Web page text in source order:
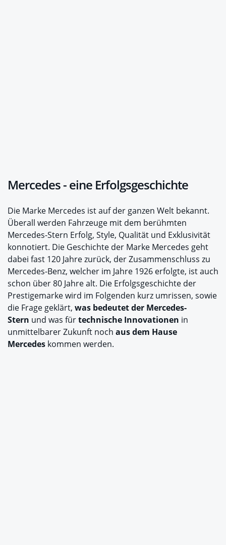
Mercedes - eine Erfolgsgeschichte
Die Marke Mercedes ist auf der ganzen Welt bekannt.
Überall werden Fahrzeuge mit dem berühmten
Mercedes-Stern Erfolg, Style, Qualität und Exklusivität
konnotiert. Die Geschichte der Marke Mercedes geht
dabei fast 120 Jahre zurück, der Zusammenschluss zu
Mercedes-Benz, welcher im Jahre 1926 erfolgte, ist auch
schon über 80 Jahre alt. Die Erfolgsgeschichte der
Prestigemarke wird im Folgenden kurz umrissen, sowie
die Frage geklärt, was bedeutet der Mercedes-
Stern und was fürtechnische Innovationen in
unmittelbarer Zukunft noch aus dem Hause
Mercedes kommen werden.